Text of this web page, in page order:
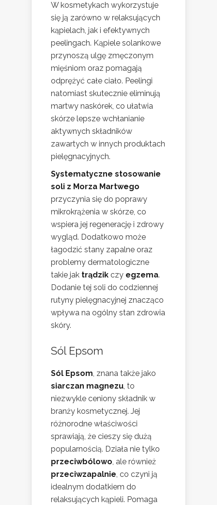
W kosmetykach wykorzystuje
się ją zarówno w relaksujących
kąpielach, jak i efektywnych
peelingach. Kąpiele solankowe
przynoszą ulgę zmęczonym
mięśniom oraz pomagają
odprężyć całe ciało. Peelingi
natomiast skutecznie eliminują
martwy naskórek, co ułatwia
skórze lepsze wchłanianie
aktywnych składników
zawartych w innych produktach
pielęgnacyjnych.
Systematyczne stosowanie
soli z Morza Martwego
przyczynia się do poprawy
mikrokrążenia w skórze, co
wspiera jej regenerację i zdrowy
wygląd. Dodatkowo może
łagodzić stany zapalne oraz
problemy dermatologiczne
takie jak trądzik czy egzema.
Dodanie tej soli do codziennej
rutyny pielęgnacyjnej znacząco
wpływa na ogólny stan zdrowia
skóry.
Sól Epsom
Sól Epsom, znana także jako
siarczan magnezu, to
niezwykle ceniony składnik w
branży kosmetycznej. Jej
różnorodne właściwości
sprawiają, że cieszy się dużą
popularnością. Działa nie tylko
przeciwbólowo, ale również
przeciwzapalnie, co czyni ją
idealnym dodatkiem do
relaksujących kąpieli. Pomaga